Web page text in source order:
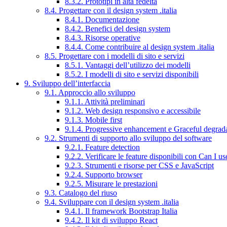
8.4. Progettare con il design system .italia
8.4.1. Documentazione
8.4.2. Benefici del design system
8.4.3. Risorse operative
8.4.4. Come contribuire al design system .italia
8.5. Progettare con i modelli di sito e servizi
8.5.1. Vantaggi dell’utilizzo dei modelli
8.5.2. I modelli di sito e servizi disponibili
9. Sviluppo dell’interfaccia
9.1. Approccio allo sviluppo
9.1.1. Attività preliminari
9.1.2. Web design responsivo e accessibile
9.1.3. Mobile first
9.1.4. Progressive enhancement e Graceful
9.2. Strumenti di supporto allo sviluppo del software
9.2.1. Feature detection
9.2.2. Verificare le feature disponibili con Can I
9.2.3. Strumenti e risorse per CSS e JavaScript
9.2.4. Supporto browser
9.2.5. Misurare le prestazioni
9.3. Catalogo del riuso
9.4. Sviluppare con il design system .italia
9.4.1. Il framework Bootstrap Italia
9.4.2. Il kit di sviluppo React